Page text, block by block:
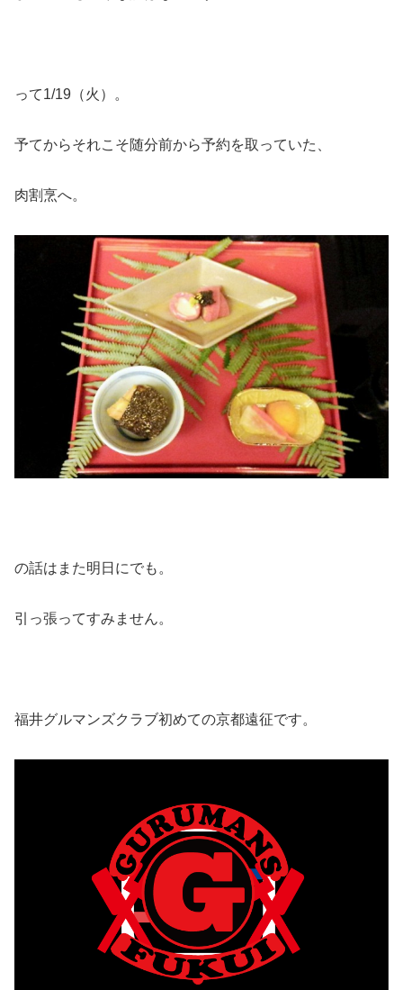
って1/19（火）。
予てからそれこそ随分前から予約を取っていた、
肉割烹へ。
の話はまた明日にでも。
引っ張ってすみません。
福井グルマンズクラブ初めての京都遠征です。